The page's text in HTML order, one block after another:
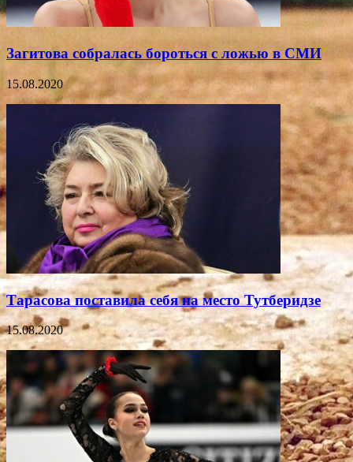
Загитова собралась бороться с ложью в СМИ
15.08.2020
Тарасова поставила себя на место Тутберидзе
15.08.2020